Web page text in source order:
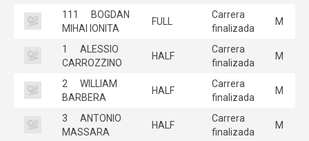
111
BOGDAN
MIHAI IONITA
FULL
Carrera
finalizada
M
1
ALESSIO
CARROZZINO
HALF
Carrera
finalizada
M
2
WILLIAM
BARBERA
HALF
Carrera
finalizada
M
3
ANTONIO
MASSARA
HALF
Carrera
finalizada
M